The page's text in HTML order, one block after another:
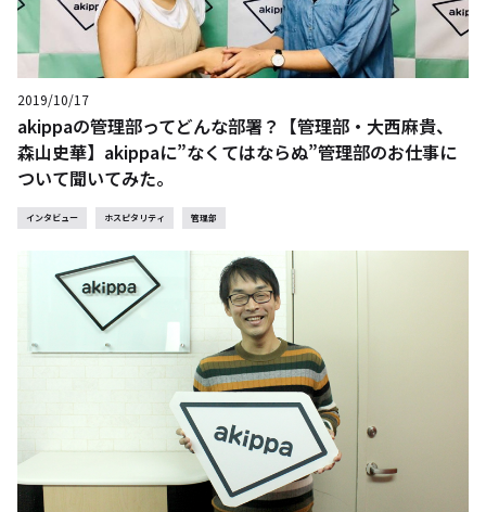
2019/10/17
akippaの管理部ってどんな部署？【管理部・大西麻貴、
森山史華】akippaに”なくてはならぬ”管理部のお仕事に
ついて聞いてみた。
インタビュー ホスピタリティ 管理部